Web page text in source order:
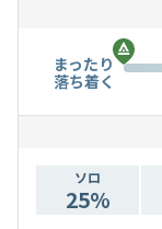
まったり
落ち着く
ソロ
25%